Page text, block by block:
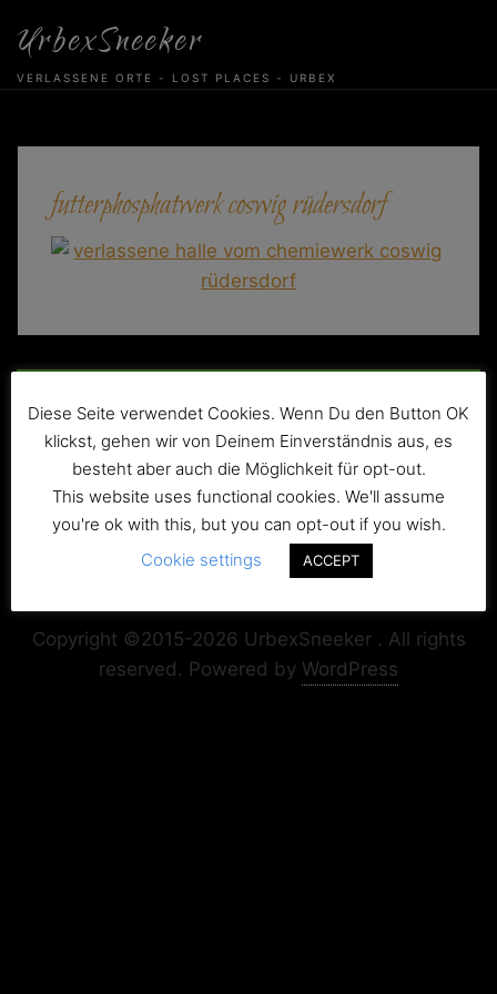
content
UrbexSneeker
VERLASSENE ORTE - LOST PLACES - URBEX
futterphosphatwerk coswig rüdersdorf
Copyright ©2015-2026 UrbexSneeker . All rights
reserved. Powered by WordPress
Diese Seite verwendet Cookies. Wenn Du den Button OK
klickst, gehen wir von Deinem Einverständnis aus, es
besteht aber auch die Möglichkeit für opt-out.
This website uses functional cookies. We'll assume
you're ok with this, but you can opt-out if you wish.
Cookie settings
ACCEPT